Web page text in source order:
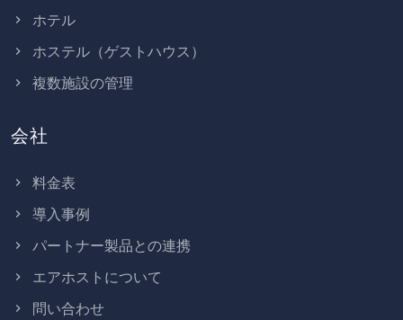
ホテル
ホステル（ゲストハウス）
複数施設の管理
会社
料金表
導入事例
パートナー製品との連携
エアホストについて
問い合わせ